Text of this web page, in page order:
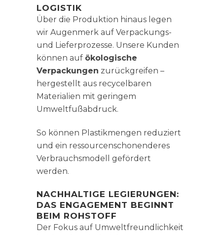
LOGISTIK
Über die Produktion hinaus legen
wir Augenmerk auf Verpackungs-
und Lieferprozesse. Unsere Kunden
können auf ökologische
Verpackungen zurückgreifen –
hergestellt aus recycelbaren
Materialien mit geringem
Umweltfußabdruck.
So können Plastikmengen reduziert
und ein ressourcenschonenderes
Verbrauchsmodell gefördert
werden.
NACHHALTIGE LEGIERUNGEN:
DAS ENGAGEMENT BEGINNT
BEIM ROHSTOFF
Der Fokus auf Umweltfreundlichkeit